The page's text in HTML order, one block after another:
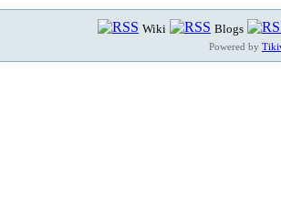
Wiki Blogs
Powered by